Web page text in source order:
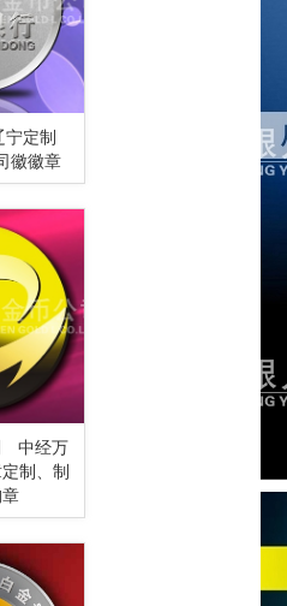
宁定制
徽徽章
中经万
制、制